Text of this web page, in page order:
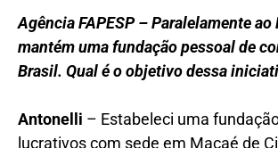
Agência FAPESP – Paralelamente ao
mantém uma fundação pessoal de
Brasil. Qual é o objetivo dessa
Antonelli – Estabeleci uma
lucrativos com sede em Macaé de